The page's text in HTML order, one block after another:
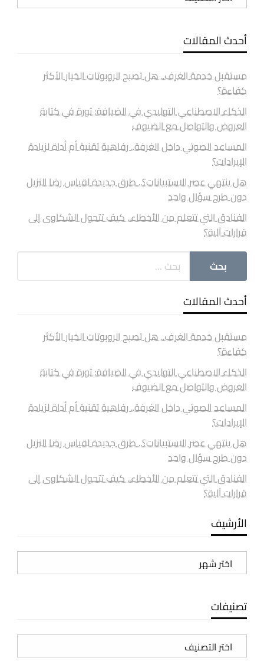
أحدث المقالات
مستقبل خدمة الغرف.. هل تصبح الروبوتات الخيار الأكثر
كفاءة؟
الذكاء الاصطناعي التوليدي في الضيافة: ثورة في كتابة
العروض والتواصل مع الضيوف
المساعد الصوتي داخل الغرفة.. رفاهية تقنية أم أداة لزيادة
الإيرادات؟
هل ينتهي عصر الاستبيانات؟.. طرق جديدة لقياس رضا النزيل
دون طرح سؤال واحد
الفنادق التي تتعلم من الأخطاء.. كيف تتحول الشكاوى إلى
قرارات آلية؟
أحدث المقالات
مستقبل خدمة الغرف.. هل تصبح الروبوتات الخيار الأكثر
كفاءة؟
الذكاء الاصطناعي التوليدي في الضيافة: ثورة في كتابة
العروض والتواصل مع الضيوف
المساعد الصوتي داخل الغرفة.. رفاهية تقنية أم أداة لزيادة
الإيرادات؟
هل ينتهي عصر الاستبيانات؟.. طرق جديدة لقياس رضا النزيل
دون طرح سؤال واحد
الفنادق التي تتعلم من الأخطاء.. كيف تتحول الشكاوى إلى
قرارات آلية؟
الأرشيف
الأرشيف
تصنيفات
تصنيفات